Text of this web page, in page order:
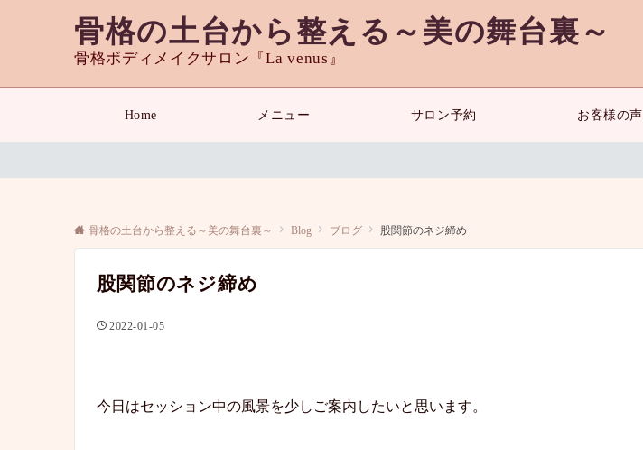
骨格の土台から整える～美の舞台裏～
骨格ボディメイクサロン『La venus』
Home メニュー サロン予約 お客様の声
骨格の土台から整える～美の舞台裏～ Blog ブログ 股関節のネジ締め
股関節のネジ締め
2022-01-05
今日はセッション中の風景を少しご案内したいと思います。